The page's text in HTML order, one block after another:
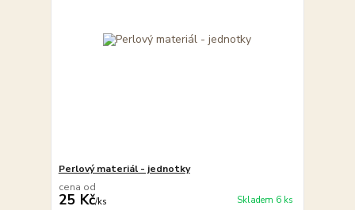
Perlový materiál - jednotky
cena od
25 Kč/ks Skladem 6 ks